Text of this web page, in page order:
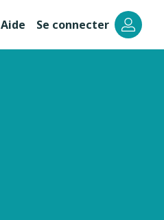
Menu
Aide Se connecter